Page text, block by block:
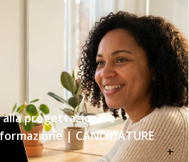
progettazione e
| CANDIDATURE
+